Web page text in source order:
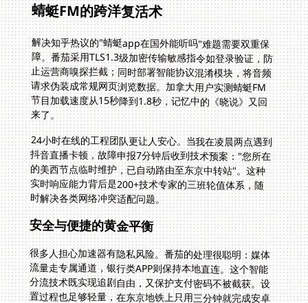
蜻蜓FM的跨洋复活术
解决知乎热议的"蜻蜓app在国外能听吗"难题需要双重保
障。番茄采用TLS1.3级加密传输敏感指令如登录验证，防
止运营商嗅探拦截；同时部署智能协议混淆模块，将音频
请求伪装成常规网页浏览数据。加拿大用户实测蜻蜓FM
节目加载速度从15秒降到1.8秒，记忆中的《晓说》又回
来了。
24小时在线的工程团队更让人安心。当我在凌晨两点遇到
抖音直播卡顿，故障申报7分钟后收到技术预案："您所在
的美西节点临时维护，已自动路由至东京中转站"。这种
实时响应能力背后是200+技术专家的三班轮值体系，随
时解决各类网络冲突适配问题。
安全与便捷的黄金平衡
很多人担心加速器有隐私风险。番茄的处理很聪明：媒体
流量走专属通道，银行类APP则保持本地直连。这个智能
分流技术既实现追剧自由，又保护支付密码不被截获。设
置过程也足够轻量，在东京地铁上只用三分钟就完成安卓